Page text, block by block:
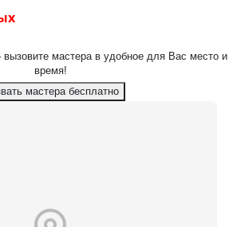
мастера в удобное для Вас место и
время!
мастера бесплатно